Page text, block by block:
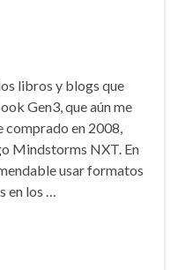
libros y blogs que
Gen3, que aún me
comprado en 2008,
Mindstorms NXT. En
usar formatos
en los …